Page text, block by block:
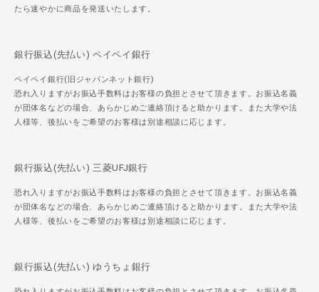
たら速やかに商品を発送いたします。
銀行振込(先払い) ペイペイ銀行
ペイペイ銀行(旧ジャパンネット銀行)
恐れ入りますがお振込手数料はお客様の負担とさせて頂きます。お振込名義
が団体名などの場合、あらかじめご連絡頂けると助かります。また大学や法
人様等、後払いをご希望のお客様は別途相談に応じます。
銀行振込(先払い) 三菱UFJ銀行
恐れ入りますがお振込手数料はお客様の負担とさせて頂きます。お振込名義
が団体名などの場合、あらかじめご連絡頂けると助かります。また大学や法
人様等、後払いをご希望のお客様は別途相談に応じます。
銀行振込(先払い) ゆうちょ銀行